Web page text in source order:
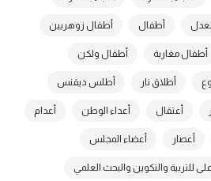
أطفال أطفال زوهريين
أطفال مغاربة أطفال ولكن
أطلاق نار أطلس ديفنس
أعتقال أعداء الوطن أعدام
أعصار أعضاء المجلس
للتربية والتكوين والبحث العلمي